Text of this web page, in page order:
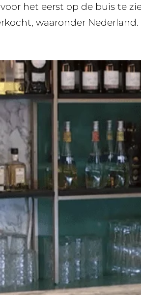
het eerst op de buis te
waaronder Nederland.